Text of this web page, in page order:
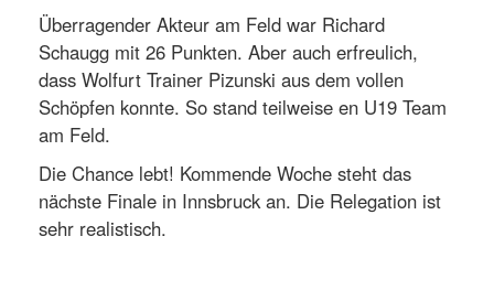
Überragender Akteur am Feld war Richard
Schaugg mit 26 Punkten. Aber auch erfreulich,
dass Wolfurt Trainer Pizunski aus dem vollen
Schöpfen konnte. So stand teilweise en U19 Team
am Feld.
Die Chance lebt! Kommende Woche steht das
nächste Finale in Innsbruck an. Die Relegation ist
sehr realistisch.